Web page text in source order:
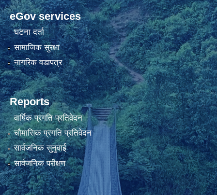
eGov services
घटना दर्ता
सामाजिक सुरक्षा
नागरिक वडापत्र
Reports
वार्षिक प्रगति प्रतिवेदन
चौमासिक प्रगति प्रतिवेदन
सार्वजनिक सुनुवाई
सार्वजनिक परीक्षण